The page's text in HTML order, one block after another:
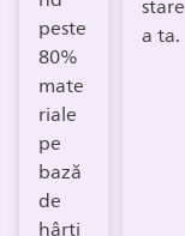
peste
80%
mate
riale
pe
bază
de
hârti
stare
a ta.